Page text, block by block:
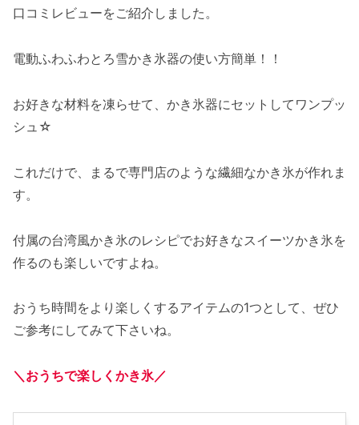
口コミレビューをご紹介しました。
電動ふわふわとろ雪かき氷器の使い方簡単！！
お好きな材料を凍らせて、かき氷器にセットしてワンプッ
シュ☆
これだけで、まるで専門店のような繊細なかき氷が作れま
す。
付属の台湾風かき氷のレシピでお好きなスイーツかき氷を
作るのも楽しいですよね。
おうち時間をより楽しくするアイテムの1つとして、ぜひ
ご参考にしてみて下さいね。
＼おうちで楽しくかき氷／